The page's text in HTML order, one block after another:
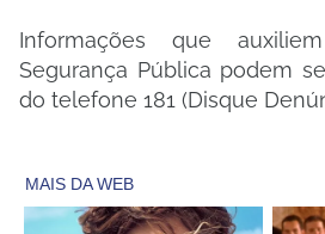
Informações que
Segurança Pública podem
do telefone 181 (Disque